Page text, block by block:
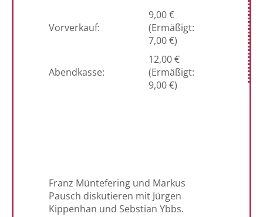
Vorverkauf:
9,00 €
(Ermäßigt:
7,00 €)
Abendkasse:
12,00 €
(Ermäßigt:
9,00 €)
Franz Müntefering und Markus
Pausch diskutieren mit Jürgen
Kippenhan und Sebstian Ybbs.